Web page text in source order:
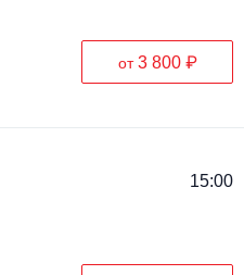
от3 800 ₽
15:00